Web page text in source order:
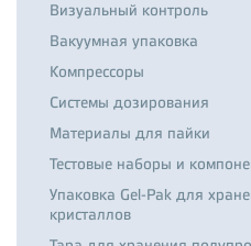
Визуальный контроль
Вакуумная упаковка
Компрессоры
Системы дозирования
Материалы для пайки
Тестовые наборы и
Упаковка Gel-Pak для
кристаллов